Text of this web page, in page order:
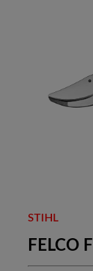
STIHL
FELCO